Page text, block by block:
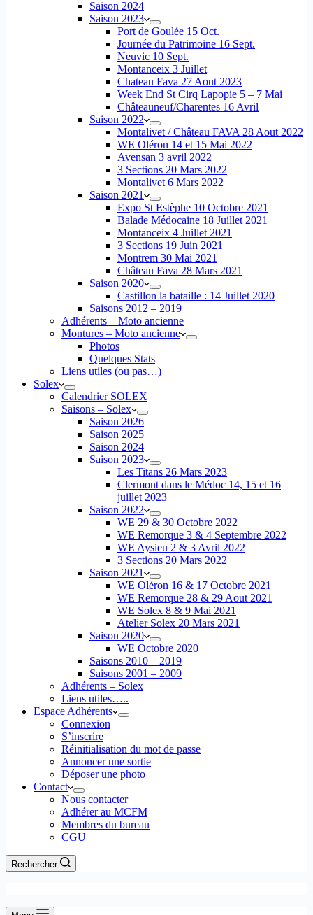
Saison 2024
Saison 2023
Port de Goulée 15 Oct.
Journée du Patrimoine 16 Sept.
Neuvic 10 Sept.
Montanceix 3 Juillet
Chateau Fava 27 Aout 2023
Week End St Cirq Lapopie 5 – 7 Mai
Châteauneuf/Charentes 16 Avril
Saison 2022
Montalivet / Château FAVA 28 Aout 2022
WE Oléron 14 et 15 Mai 2022
Avensan 3 avril 2022
3 Sections 20 Mars 2022
Montalivet 6 Mars 2022
Saison 2021
Expo St Estèphe 10 Octobre 2021
Balade Médocaine 18 Juillet 2021
Montanceix 4 Juillet 2021
3 Sections 19 Juin 2021
Montrem 30 Mai 2021
Château Fava 28 Mars 2021
Saison 2020
Castillon la bataille : 14 Juillet 2020
Saisons 2012 – 2019
Adhérents – Moto ancienne
Montures – Moto ancienne
Photos
Quelques Stats
Liens utiles (ou pas…)
Solex
Calendrier SOLEX
Saisons – Solex
Saison 2026
Saison 2025
Saison 2024
Saison 2023
Les Titans 26 Mars 2023
Clermont dans le Médoc 14, 15 et 16
juillet 2023
Saison 2022
WE 29 & 30 Octobre 2022
WE Remorque 3 & 4 Septembre 2022
WE Aysieu 2 & 3 Avril 2022
3 Sections 20 Mars 2022
Saison 2021
WE Oléron 16 & 17 Octobre 2021
WE Remorque 28 & 29 Aout 2021
WE Solex 8 & 9 Mai 2021
Atelier Solex 20 Mars 2021
Saison 2020
WE Octobre 2020
Saisons 2010 – 2019
Saisons 2001 – 2009
Adhérents – Solex
Liens utiles…..
Espace Adhérents
Connexion
S’inscrire
Réinitialisation du mot de passe
Annoncer une sortie
Déposer une photo
Contact
Nous contacter
Adhérer au MCFM
Membres du bureau
CGU
Rechercher